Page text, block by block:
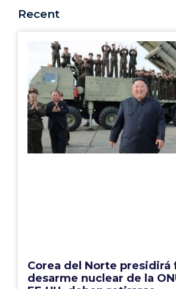
Recent
Corea del Norte presidirá
desarme nuclear de la